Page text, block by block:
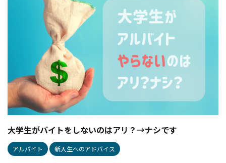
大学生がバイトをしないのはアリ？→ナシです
アルバイト 新入生へのアドバイス